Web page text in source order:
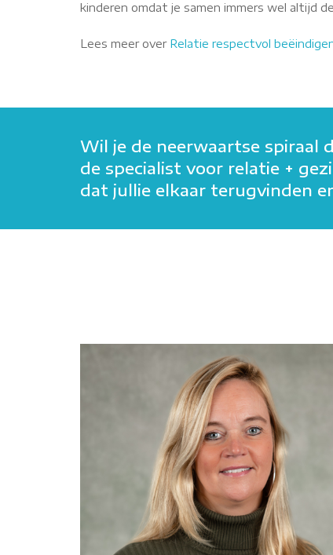
kinderen omdat je samen immers wel altijd
Lees meer over Relatie respectvol
Wil je de neerwaartse spiraal
de specialist voor relatie +
dat jullie elkaar terugvinden